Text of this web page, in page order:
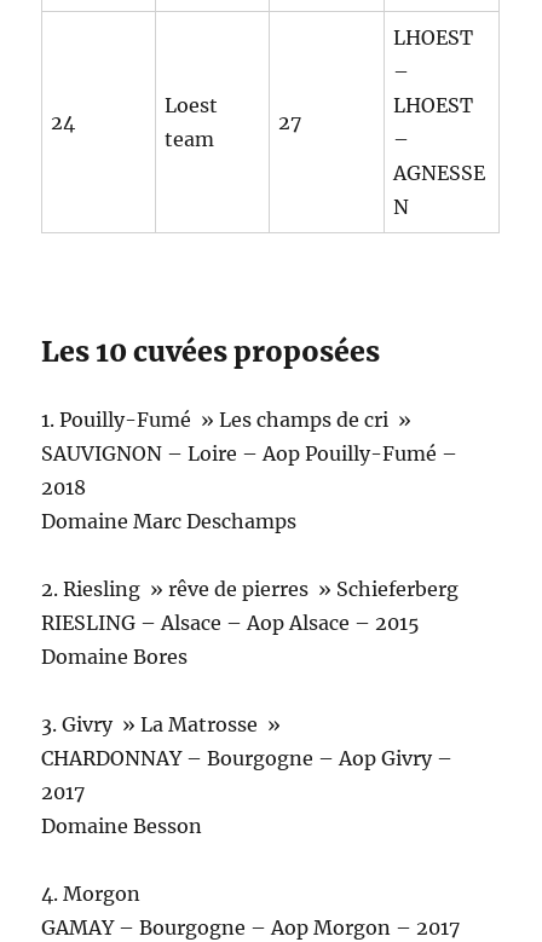
24
Loest
team
27
LHOEST
–
LHOEST
–
AGNESSE
N
Les 10 cuvées proposées
1. Pouilly-Fumé » Les champs de cri »
SAUVIGNON – Loire – Aop Pouilly-Fumé –
2018
Domaine Marc Deschamps
2. Riesling » rêve de pierres » Schieferberg
RIESLING – Alsace – Aop Alsace – 2015
Domaine Bores
3. Givry » La Matrosse »
CHARDONNAY – Bourgogne – Aop Givry –
2017
Domaine Besson
4. Morgon
GAMAY – Bourgogne – Aop Morgon – 2017